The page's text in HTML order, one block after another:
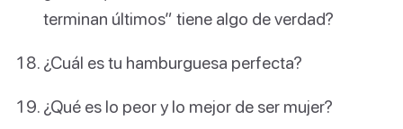
terminan últimos” tiene algo de verdad?
¿Cuál es tu hamburguesa perfecta?
¿Qué es lo peor y lo mejor de ser mujer?